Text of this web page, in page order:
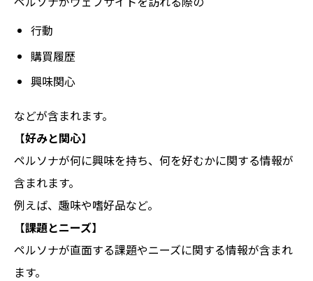
行動
購買履歴
興味関心
などが含まれます。
【好みと関心】
ペルソナが何に興味を持ち、何を好むかに関する情報が
含まれます。
例えば、趣味や嗜好品など。
【課題とニーズ】
ペルソナが直面する課題やニーズに関する情報が含まれ
ます。